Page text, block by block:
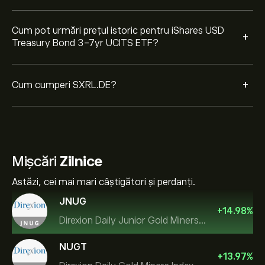
Cum pot urmări prețul istoric pentru iShares USD
Treasury Bond 3-7yr UCITS ETF?
+
Cum cumperi SXRL.DE? +
Mișcări Zilnice
Astăzi, cei mai mari câștigători și perdanți.
JNUG
Direxion Daily Junior Gold Miners Index Bull 2X ETF
+14.98%
NUGT
+13.97%